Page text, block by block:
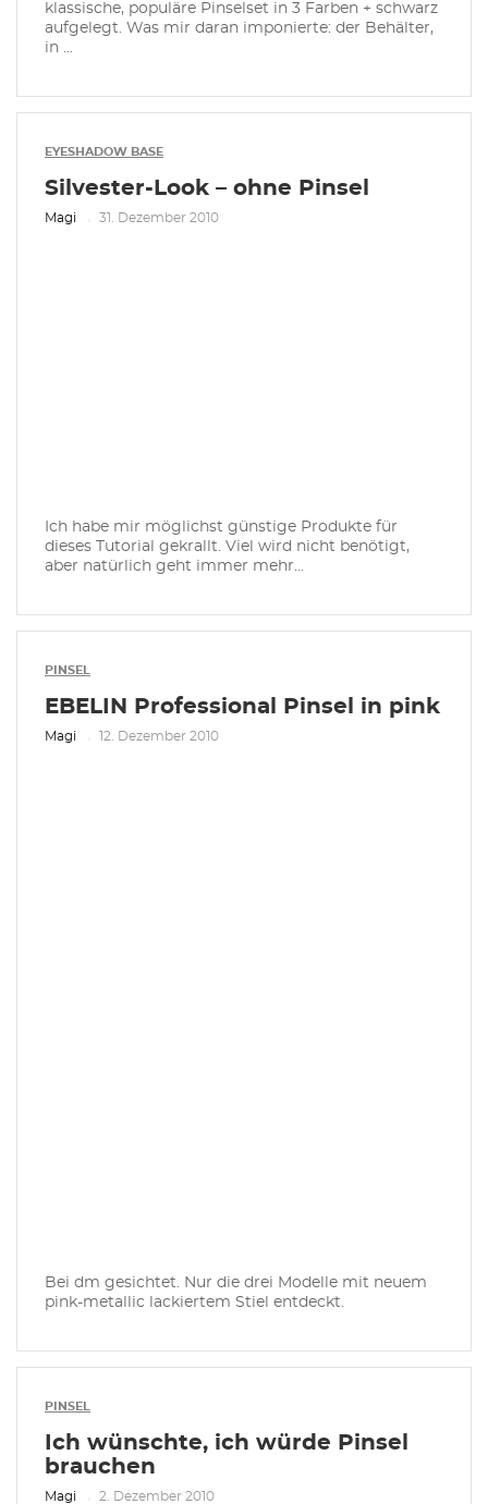
klassische, populäre Pinselset in 3 Farben + schwarz
aufgelegt. Was mir daran imponierte: der Behälter,
in ...
EYESHADOW BASE
Silvester-Look – ohne Pinsel
Magi 31. Dezember 2010
Ich habe mir möglichst günstige Produkte für
dieses Tutorial gekrallt. Viel wird nicht benötigt,
aber natürlich geht immer mehr...
PINSEL
EBELIN Professional Pinsel in pink
Magi 12. Dezember 2010
Bei dm gesichtet. Nur die drei Modelle mit neuem
pink-metallic lackiertem Stiel entdeckt.
PINSEL
Ich wünschte, ich würde Pinsel
brauchen
Magi 2. Dezember 2010